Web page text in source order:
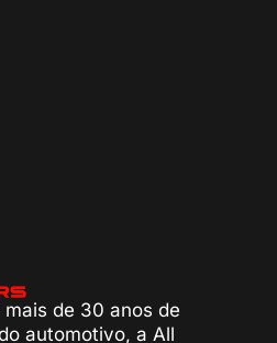
de 30 anos de
automotivo, a All